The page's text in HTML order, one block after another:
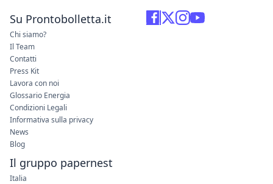
Su Prontobolletta.it
Chi siamo?
Il Team
Contatti
Press Kit
Lavora con noi
Glossario Energia
Condizioni Legali
Informativa sulla privacy
News
Blog
Il gruppo papernest
Italia